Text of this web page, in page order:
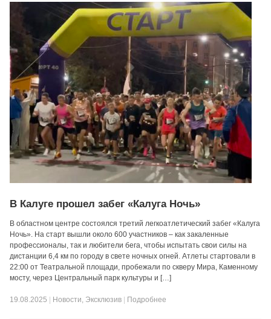
В Калуге прошел забег «Калуга Ночь»
В областном центре состоялся третий легкоатлетический забег «Калуга
Ночь». На старт вышли около 600 участников – как закаленные
профессионалы, так и любители бега, чтобы испытать свои силы на
дистанции 6,4 км по городу в свете ночных огней. Атлеты стартовали в
22:00 от Театральной площади, пробежали по скверу Мира, Каменному
мосту, через Центральный парк культуры и […]
19.08.2025 Новости, Эксклюзив Подробнее